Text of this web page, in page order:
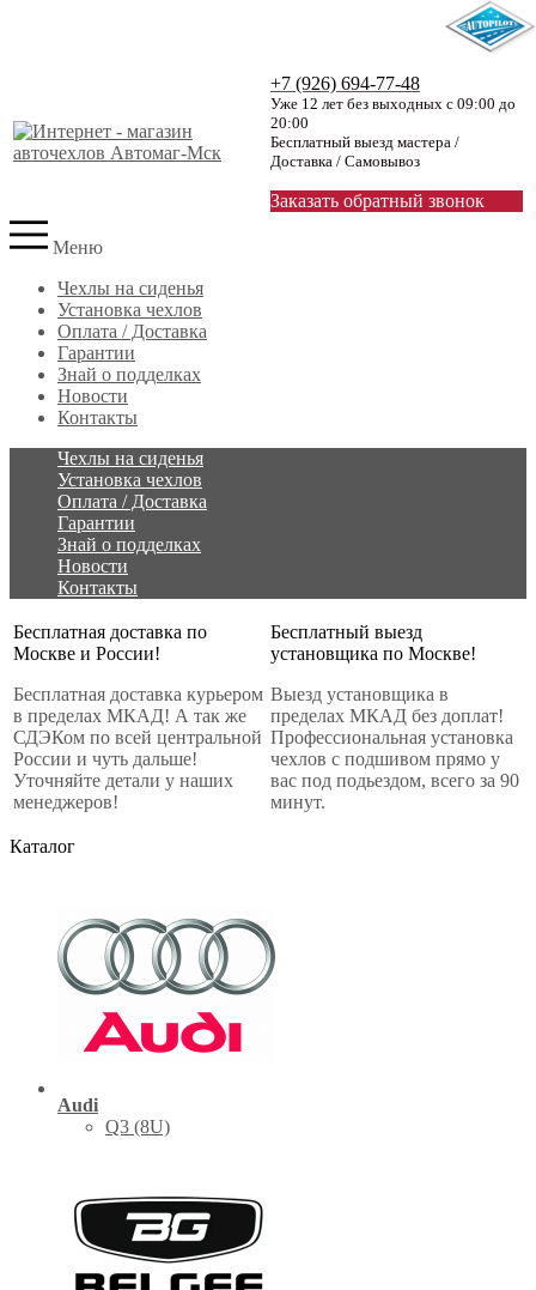
+7 (926) 694-77-48
Уже 12 лет без выходных с 09:00 до
20:00
Бесплатный выезд мастера /
Доставка / Самовывоз
Заказать обратный звонок
Меню
Чехлы на сиденья
Установка чехлов
Оплата / Доставка
Гарантии
Знай о подделках
Новости
Контакты
Чехлы на сиденья
Установка чехлов
Оплата / Доставка
Гарантии
Знай о подделках
Новости
Контакты
Бесплатная доставка по
Москве и России!
Бесплатная доставка курьером
в пределах МКАД! А так же
СДЭКом по всей центральной
России и чуть дальше!
Уточняйте детали у наших
менеджеров!
Бесплатный выезд
установщика по Москве!
Выезд установщика в
пределах МКАД без доплат!
Профессиональная установка
чехлов с подшивом прямо у
вас под подьездом, всего за 90
минут.
Каталог
Audi
Q3 (8U)